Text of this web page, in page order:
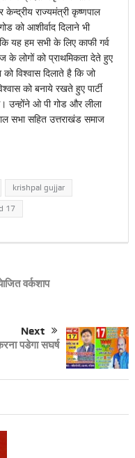
राज्यमंत्री कृष्णपाल
को आशीर्वाद दिलाने भी
यह हम सभी के लिए काफी गर्व
के लोगों को प्राथमिकता देते हुए
विश्वास दिलाते है कि जो
को बनाये रखते हुए पार्टी
उन्होंने ओ पी गोड और लीला
सभा सहित उत्तराखंड समाज
krishpal gujjar
17
वर्कशाप
Next
पडेगा सघर्ष